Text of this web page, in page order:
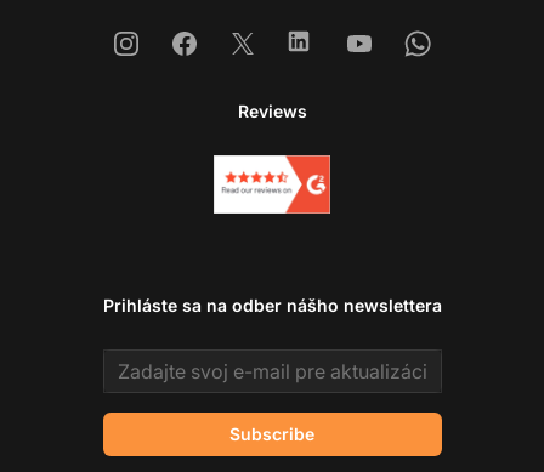
InstagramFacebook
X LinkedinYoutubeWhatsapp
Reviews
Prihláste sa na odber nášho newslettera
Email address
Subscribe